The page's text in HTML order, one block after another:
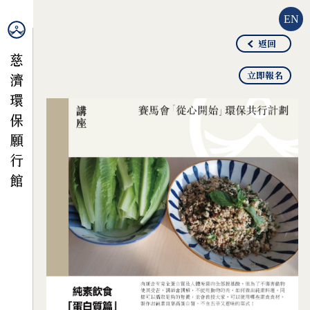
EN
返回
立即報名